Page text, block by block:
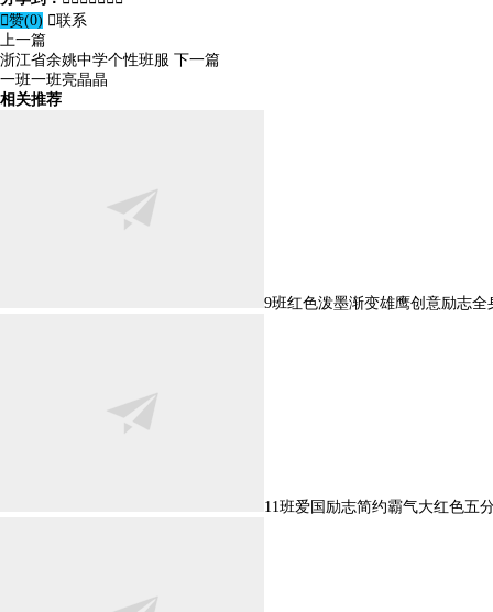
赞(0) 联系
上一篇
浙江省余姚中学个性班服 下一篇
一班一班亮晶晶
相关推荐
9班红色泼墨渐变雄鹰创意励志全
11班爱国励志简约霸气大红色五